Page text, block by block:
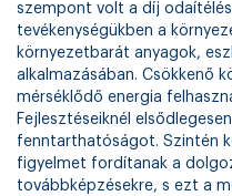
szempont volt a díj
tevékenységükben a
környezetbarát anyagok,
alkalmazásában. Csökkenő
mérséklődő energia
Fejlesztéseiknél
fenntarthatóságot. Szintén
figyelmet fordítanak a
továbbképzésekre, s ezt a